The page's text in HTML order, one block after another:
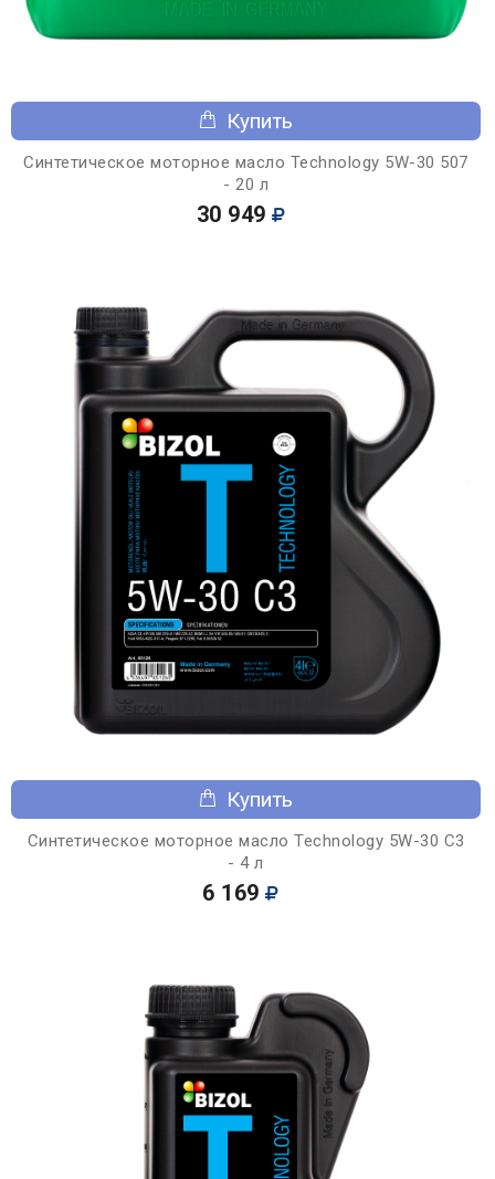
Купить
Синтетическое моторное масло Technology 5W-30 507
- 20 л
30 949
Купить
Синтетическое моторное масло Technology 5W-30 C3
- 4 л
6 169